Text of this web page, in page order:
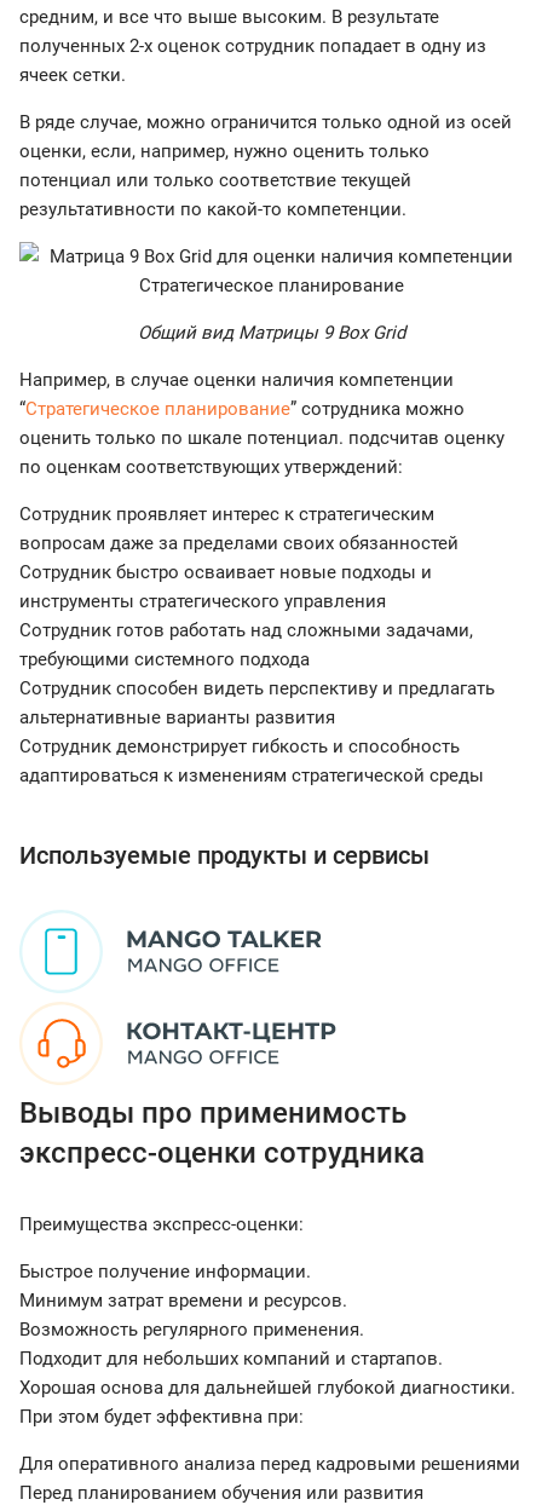
средним, и все что выше высоким. В результате
полученных 2-х оценок сотрудник попадает в одну из
ячеек сетки.
В ряде случае, можно ограничится только одной из осей
оценки, если, например, нужно оценить только
потенциал или только соответствие текущей
результативности по какой-то компетенции.
Общий вид Матрицы 9 Box Grid
Например, в случае оценки наличия компетенции
“Стратегическое планирование” сотрудника можно
оценить только по шкале потенциал. подсчитав оценку
по оценкам соответствующих утверждений:
Сотрудник проявляет интерес к стратегическим
вопросам даже за пределами своих обязанностей
Сотрудник быстро осваивает новые подходы и
инструменты стратегического управления
Сотрудник готов работать над сложными задачами,
требующими системного подхода
Сотрудник способен видеть перспективу и предлагать
альтернативные варианты развития
Сотрудник демонстрирует гибкость и способность
адаптироваться к изменениям стратегической среды
Используемые продукты и сервисы
Выводы про применимость
экспресс-оценки сотрудника
Преимущества экспресс-оценки:
Быстрое получение информации.
Минимум затрат времени и ресурсов.
Возможность регулярного применения.
Подходит для небольших компаний и стартапов.
Хорошая основа для дальнейшей глубокой диагностики.
При этом будет эффективна при:
Для оперативного анализа перед кадровыми решениями
Перед планированием обучения или развития